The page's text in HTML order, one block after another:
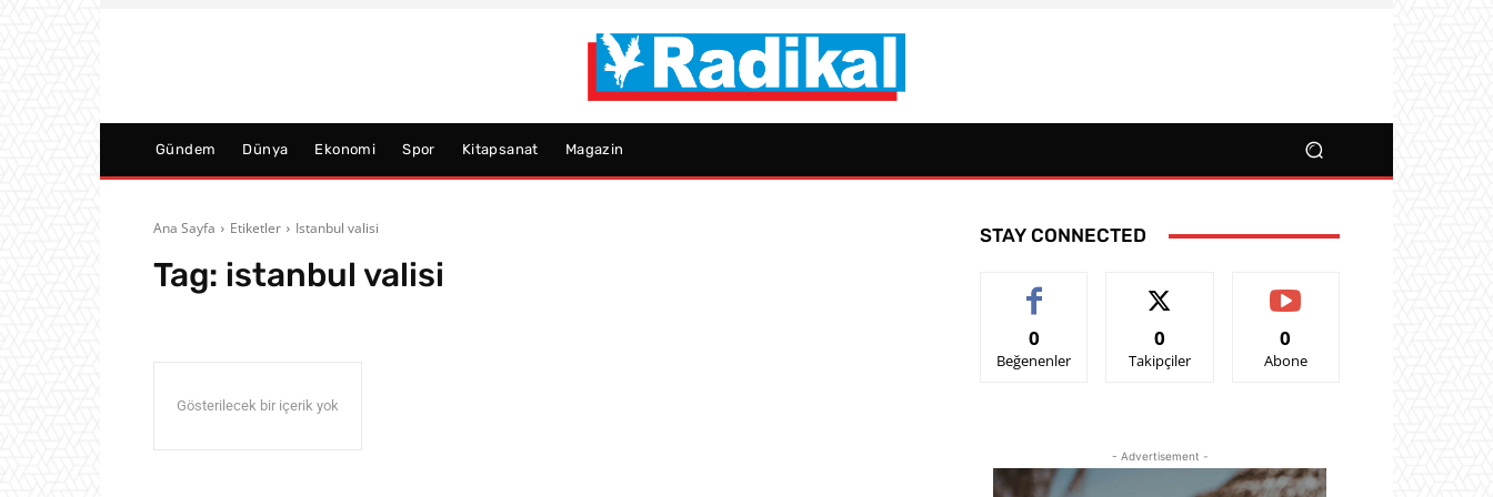
Gündem Dünya Ekonomi Spor Kitapsanat Magazin
Ana Sayfa Etiketler Istanbul valisi
Tag: istanbul valisi
Gösterilecek bir içerik yok
STAY CONNECTED
0
Beğenenler
0
Takipçiler
0
Abone
- Advertisement -